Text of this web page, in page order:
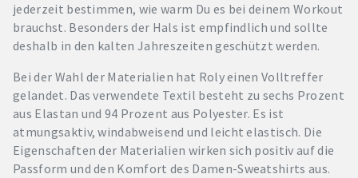
jederzeit bestimmen, wie warm Du es bei deinem Workout
brauchst. Besonders der Hals ist empfindlich und sollte
deshalb in den kalten Jahreszeiten geschützt werden.
Bei der Wahl der Materialien hat Roly einen Volltreffer
gelandet. Das verwendete Textil besteht zu sechs Prozent
aus Elastan und 94 Prozent aus Polyester. Es ist
atmungsaktiv, windabweisend und leicht elastisch. Die
Eigenschaften der Materialien wirken sich positiv auf die
Passform und den Komfort des Damen-Sweatshirts aus.